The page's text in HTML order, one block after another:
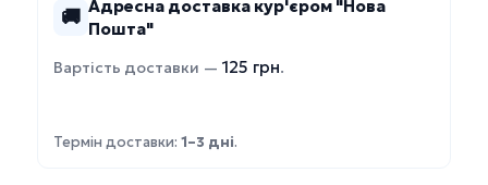
🚚 Адресна доставка кур'єром "Нова
Пошта"
Вартість доставки — 125 грн.
Термін доставки: 1–3 дні.